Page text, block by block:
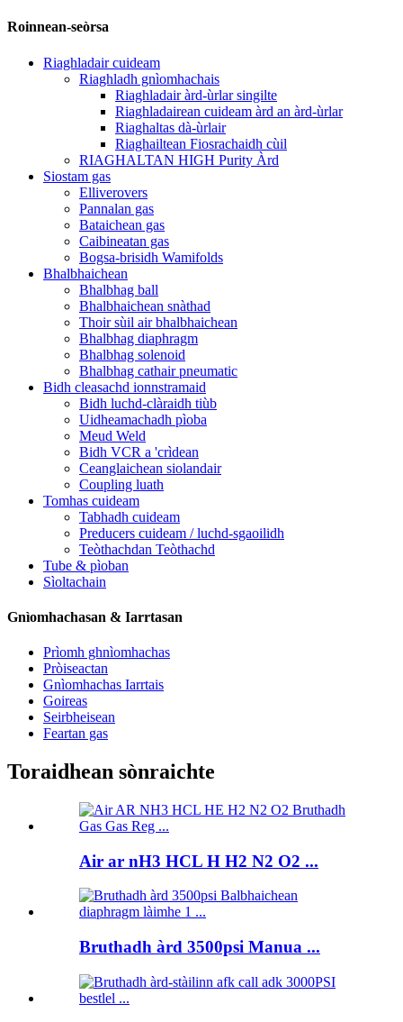
Roinnean-seòrsa
Riaghladair cuideam
Riaghladh gnìomhachais
Riaghladair àrd-ùrlar singilte
Riaghladairean cuideam àrd an àrd-ùrlar
Riaghaltas dà-ùrlair
Riaghailtean Fiosrachaidh cùil
RIAGHALTAN HIGH Purity Àrd
Siostam gas
Elliverovers
Pannalan gas
Bataichean gas
Caibineatan gas
Bogsa-brisidh Wamifolds
Bhalbhaichean
Bhalbhag ball
Bhalbhaichean snàthad
Thoir sùil air bhalbhaichean
Bhalbhag diaphragm
Bhalbhag solenoid
Bhalbhag cathair pneumatic
Bidh cleasachd ionnstramaid
Bidh luchd-clàraidh tiùb
Uidheamachadh pìoba
Meud Weld
Bidh VCR a 'crìdean
Ceanglaichean siolandair
Coupling luath
Tomhas cuideam
Tabhadh cuideam
Preducers cuideam / luchd-sgaoilidh
Teòthachdan Teòthachd
Tube & pìoban
Sìoltachain
Gnìomhachasan & Iarrtasan
Prìomh ghnìomhachas
Pròiseactan
Gnìomhachas Iarrtais
Goireas
Seirbheisean
Feartan gas
Toraidhean sònraichte
Air ar nH3 HCL H H2 N2 O2 ...
Bruthadh àrd 3500psi Manua ...